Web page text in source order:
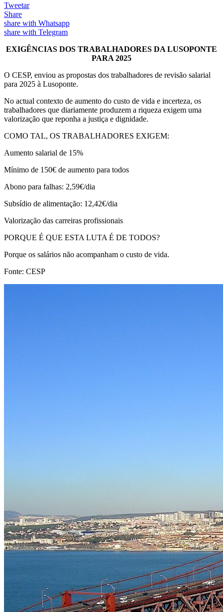
Tweetar
Share
share with Whatsapp
share with Telegram
EXIGÊNCIAS DOS TRABALHADORES DA LUSOPONTE
PARA 2025
O CESP, enviou as propostas dos trabalhadores de revisão salarial
para 2025 à Lusoponte.
No actual contexto de aumento do custo de vida e incerteza, os
trabalhadores que diariamente produzem a riqueza exigem uma
valorização que reponha a justiça e dignidade.
COMO TAL, OS TRABALHADORES EXIGEM:
Aumento salarial de 15%
Mínimo de 150€ de aumento para todos
Abono para falhas: 2,59€/dia
Subsídio de alimentação: 12,42€/dia
Valorização das carreiras profissionais
PORQUE É QUE ESTA LUTA É DE TODOS?
Porque os salários não acompanham o custo de vida.
Fonte: CESP